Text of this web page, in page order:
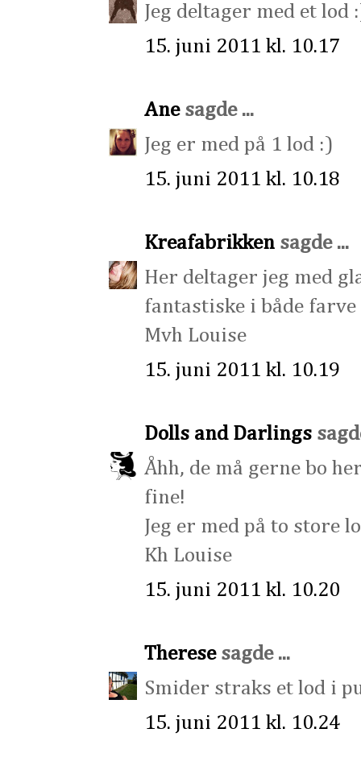
Jeg deltager med et lod
15. juni 2011 kl. 10.17
Anesagde ...
Jeg er med på 1 lod :)
15. juni 2011 kl. 10.18
Kreafabrikken sagde ...
Her deltager jeg med
fantastiske i både
Mvh Louise
15. juni 2011 kl. 10.19
Dolls and Darlings
Åhh, de må gerne bo
fine!
Jeg er med på to store
Kh Louise
15. juni 2011 kl. 10.20
Theresesagde ...
Smider straks et lod i
15. juni 2011 kl. 10.24